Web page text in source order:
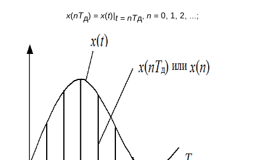
x(nTд) = x(t)|t= nTд n = 0, 1, 2, ...;